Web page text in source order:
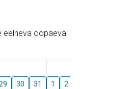
eelneva ööpäeva
30 31 1 2